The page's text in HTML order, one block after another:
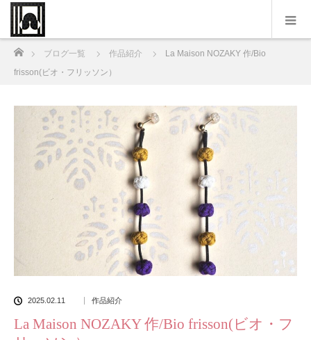
ブログ一覧 作品紹介
La Maison NOZAKY 作/Bio
frisson(ビオ・フリッソン）
2025.02.11 作品紹介
La Maison NOZAKY 作/Bio frisson(ビオ・フ